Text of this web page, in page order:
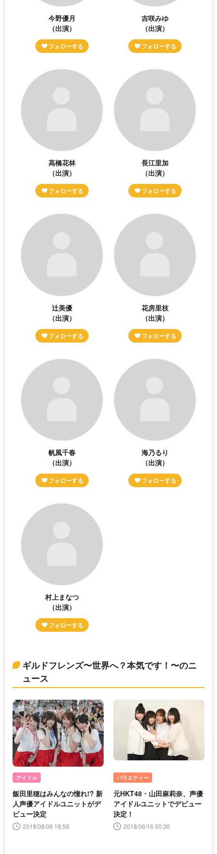
今野優月
（出演）
吉咲みゆ
（出演）
高橋花林
（出演）
長江里加
（出演）
辻美優
（出演）
花房里枝
（出演）
帆風千春
（出演）
海乃るり
（出演）
村上まなつ
（出演）
ギルドフレンズ〜世界へ？本気です！〜のニ
ュース
アイドル
飯田里穂はみんなの憧れ!? 新
人声優アイドルユニットがデ
ビュー決定
2018/08/06 18:56
バラエティー
元HKT48・山田麻莉奈、声優
アイドルユニットでデビュー
決定！
2018/06/16 00:30